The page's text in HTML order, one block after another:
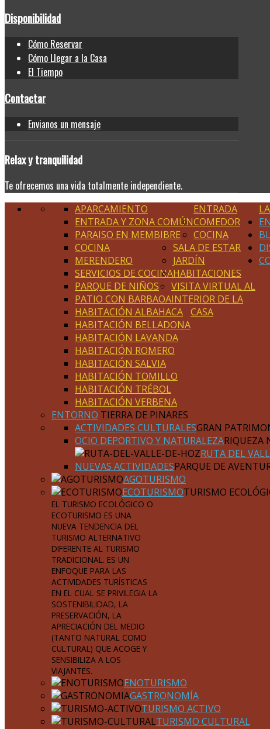
Disponibilidad
Cómo Reservar
Cómo Llegar a la Casa
El Tiempo
Contactar
Envianos un mensaje
Relaxy tranquilidad
Te ofrecemos una vida totalmente independiente.
ENTRADA
APARCAMIENTO
ENTRADA Y ZONA COMÚN
PARAISO EN MEMBIBRE
COMEDOR
COCINA
COCINA
MERENDERO
SERVICIOS DE COCINA
SALA DE ESTAR
JARDÍN
PARQUE DE NIÑOS
PATIO CON BARBAOA
HABITACIONES
HABITACIÓN ALBAHACA
HABITACIÓN BELLADONA
HABITACIÓN LAVANDA
HABITACIÓN ROMERO
HABITACIÓN SALVIA
HABITACIÓN TOMILLO
HABITACIÓN TRÉBOL
HABITACIÓN VERBENA
VISITA VIRTUAL AL
INTERIOR DE LA
CASA
ENTORNO TIERRA DE PINARES
ACTIVIDADES CULTURALESGRAN
OCIO DEPORTIVO Y NATURALEZARIQUEZA
RUTA DEL
NUEVAS ACTIVIDADESPARQUE DE
AGOTURISMO
ECOTURISMOTURISMO
EL TURISMO ECOLÓGICO O
ECOTURISMO ES UNA
NUEVA TENDENCIA DEL
TURISMO ALTERNATIVO
DIFERENTE AL TURISMO
TRADICIONAL. ES UN
ENFOQUE PARA LAS
ACTIVIDADES TURÍSTICAS
EN EL CUAL SE PRIVILEGIA LA
SOSTENIBILIDAD, LA
PRESERVACIÓN, LA
APRECIACIÓN DEL MEDIO
(TANTO NATURAL COMO
CULTURAL) QUE ACOGE Y
SENSIBILIZA A LOS
VIAJANTES.
ENOTURISMO
GASTRONOMÍA
TURISMO ACTIVO
TURISMO CULTURAL